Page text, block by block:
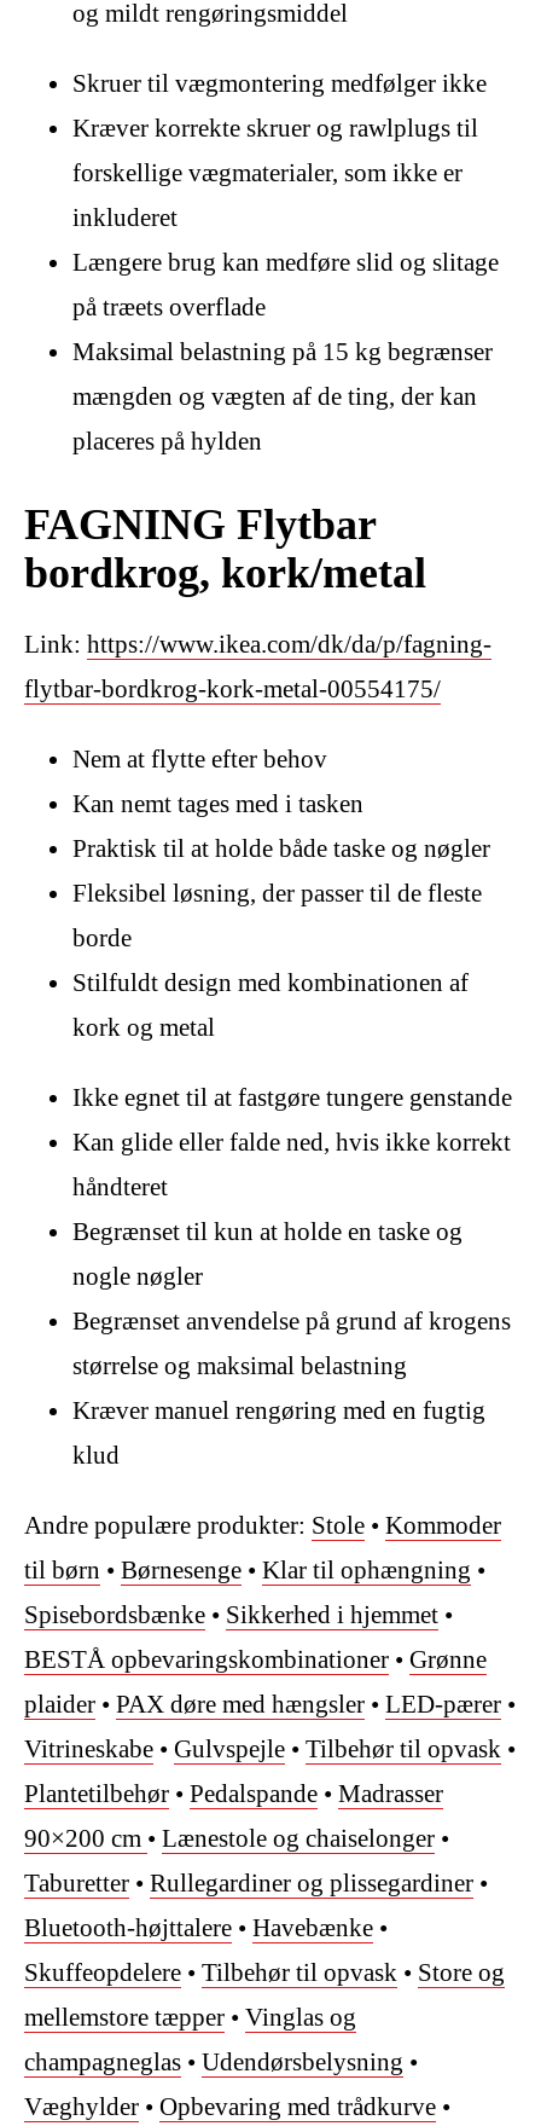
og mildt rengøringsmiddel
Skruer til vægmontering medfølger ikke
Kræver korrekte skruer og rawlplugs til
forskellige vægmaterialer, som ikke er
inkluderet
Længere brug kan medføre slid og slitage
på træets overflade
Maksimal belastning på 15 kg begrænser
mængden og vægten af de ting, der kan
placeres på hylden
FAGNING Flytbar
bordkrog, kork/metal
Link: https://www.ikea.com/dk/da/p/fagning-
flytbar-bordkrog-kork-metal-00554175/
Nem at flytte efter behov
Kan nemt tages med i tasken
Praktisk til at holde både taske og nøgler
Fleksibel løsning, der passer til de fleste
borde
Stilfuldt design med kombinationen af
kork og metal
Ikke egnet til at fastgøre tungere genstande
Kan glide eller falde ned, hvis ikke korrekt
håndteret
Begrænset til kun at holde en taske og
nogle nøgler
Begrænset anvendelse på grund af krogens
størrelse og maksimal belastning
Kræver manuel rengøring med en fugtig
klud
Andre populære produkter: Stole • Kommoder
til børn • Børnesenge • Klar til ophængning •
Spisebordsbænke • Sikkerhed i hjemmet •
BESTÅ opbevaringskombinationer • Grønne
plaider • PAX døre med hængsler • LED-pærer •
Vitrineskabe • Gulvspejle • Tilbehør til opvask •
Plantetilbehør • Pedalspande • Madrasser
90×200 cm • Lænestole og chaiselonger •
Taburetter • Rullegardiner og plissegardiner •
Bluetooth-højttalere • Havebænke •
Skuffeopdelere • Tilbehør til opvask • Store og
mellemstore tæpper • Vinglas og
champagneglas • Udendørsbelysning •
Væghylder • Opbevaring med trådkurve •